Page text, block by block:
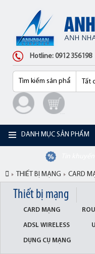
Hotline: 0912 356198
DANH MỤC SẢN PHẨM
THIẾT BỊ MẠNG CARD
Thiết bị mạng
CARD MẠNG
ADSL WIRELESS
DỤNG CỤ MẠNG